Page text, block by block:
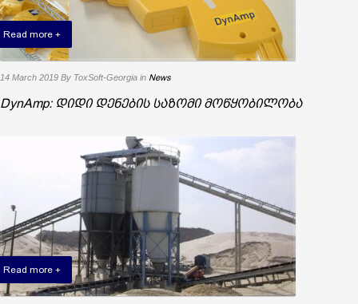
Read more +
14 March 2019 By ToxSoft-Georgia in News
DynAmp: დიდი დენების საზომი მოწყობილობა
Read more +